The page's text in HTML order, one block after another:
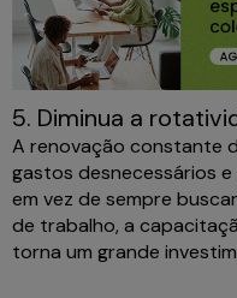
5. Diminua a
A renovação constante
gastos desnecessários e
em vez de sempre
de trabalho, a
torna um grande